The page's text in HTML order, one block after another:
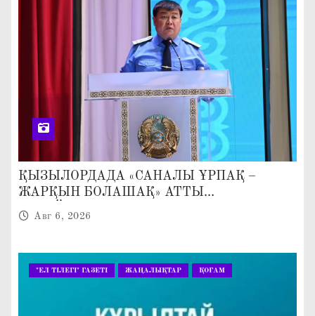
ҚЫЗЫЛОРДАДА «САНАЛЫ ҰРПАҚ –
ЖАРҚЫН БОЛАШАҚ» АТТЫ
КЕҢЕЙТІЛГЕН МӘЖІЛІС ӨТТІ
Авг 6, 2026
"ЕЛ ТІЛЕГІ" ГАЗЕТІ ЖАҢАЛЫҚТАР ҚОҒАМ